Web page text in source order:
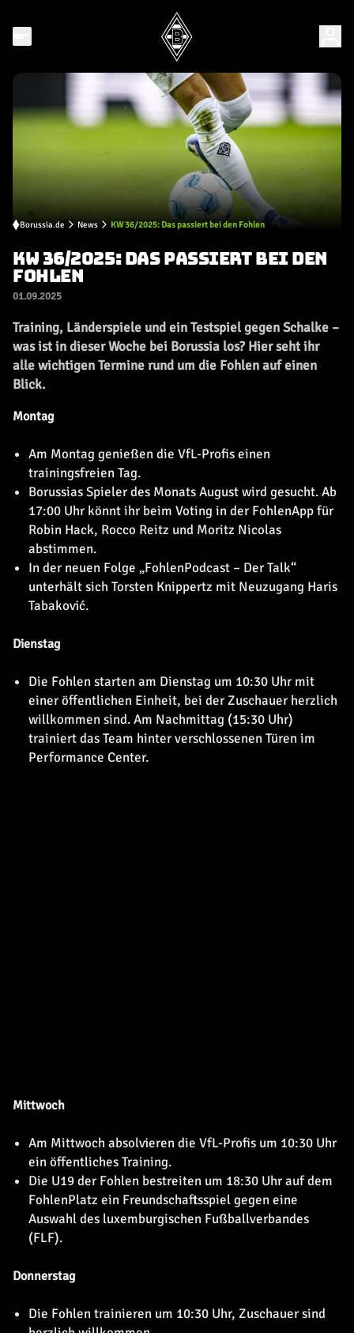
Borussia.de News KW 36/2025: Das passiert bei den Fohlen
KW 36/2025: DAS PASSIERT BEI DEN
FOHLEN
01.09.2025
Training, Länderspiele und ein Testspiel gegen Schalke –
was ist in dieser Woche bei Borussia los? Hier seht ihr
alle wichtigen Termine rund um die Fohlen auf einen
Blick.
Montag
Am Montag genießen die VfL-Profis einen
trainingsfreien Tag.
Borussias Spieler des Monats August wird gesucht. Ab
17:00 Uhr könnt ihr beim Voting in der FohlenApp für
Robin Hack, Rocco Reitz und Moritz Nicolas
abstimmen.
In der neuen Folge „FohlenPodcast – Der Talk“
unterhält sich Torsten Knippertz mit Neuzugang Haris
Tabaković.
Dienstag
Die Fohlen starten am Dienstag um 10:30 Uhr mit
einer öffentlichen Einheit, bei der Zuschauer herzlich
willkommen sind. Am Nachmittag (15:30 Uhr)
trainiert das Team hinter verschlossenen Türen im
Performance Center.
Mittwoch
Am Mittwoch absolvieren die VfL-Profis um 10:30 Uhr
ein öffentliches Training.
Die U19 der Fohlen bestreiten um 18:30 Uhr auf dem
FohlenPlatz ein Freundschaftsspiel gegen eine
Auswahl des luxemburgischen Fußballverbandes
(FLF).
Donnerstag
Die Fohlen trainieren um 10:30 Uhr, Zuschauer sind